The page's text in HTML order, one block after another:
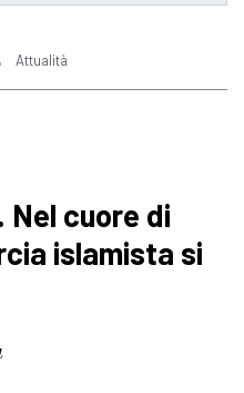
Attualità
Nel cuore di
islamista si